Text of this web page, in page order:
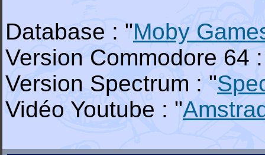
Database : "Moby
Version Commodore 64
Version Spectrum : "
Vidéo Youtube : "